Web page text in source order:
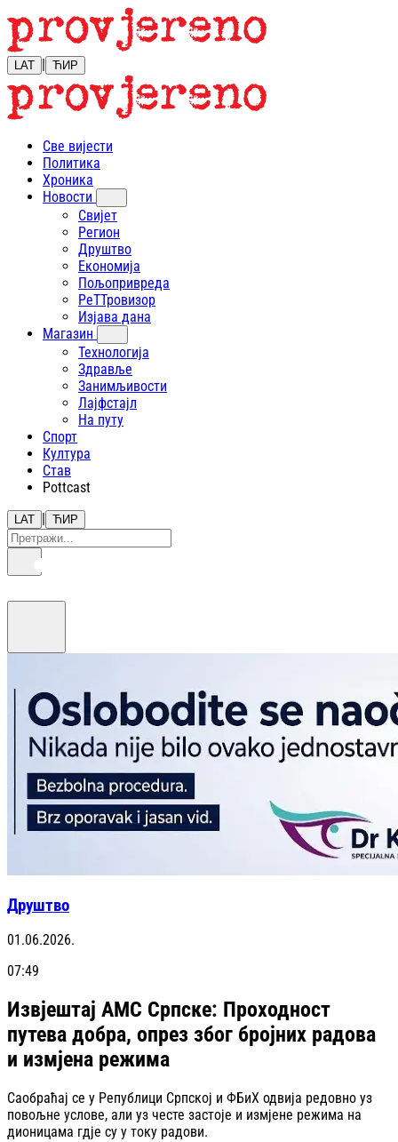
LAT | ЋИР
Све вијести
Политика
Хроника
Новости
Свијет
Регион
Друштво
Економија
Пољопривреда
РеТТровизор
Изјава дана
Магазин
Технологија
Здравље
Занимљивости
Лајфстajл
На путу
Спорт
Култура
Став
Pottcast
LAT | ЋИР
Друштво
01.06.2026.
07:49
Извјештај АМС Српске: Проходност
путева добра, опрез због бројних радова
и измјена режима
Саобраћај се у Републици Српској и ФБиХ одвија редовно уз
повољне услове, али уз честе застоје и измјене режима на
дионицама гдје су у току радови.